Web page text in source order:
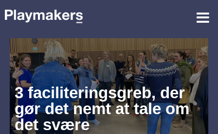
3 faciliteringsgreb, der
gør det nemt at tale om
det svære